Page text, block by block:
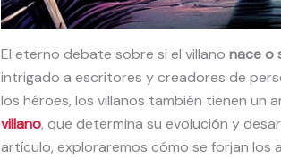
El eterno debate sobre si el villano nace o
intrigado a escritores y creadores de
los héroes, los villanos también tienen un
villano, que determina su evolución y
artículo, exploraremos cómo se forjan los